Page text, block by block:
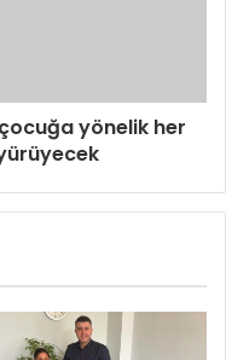
yönelik her